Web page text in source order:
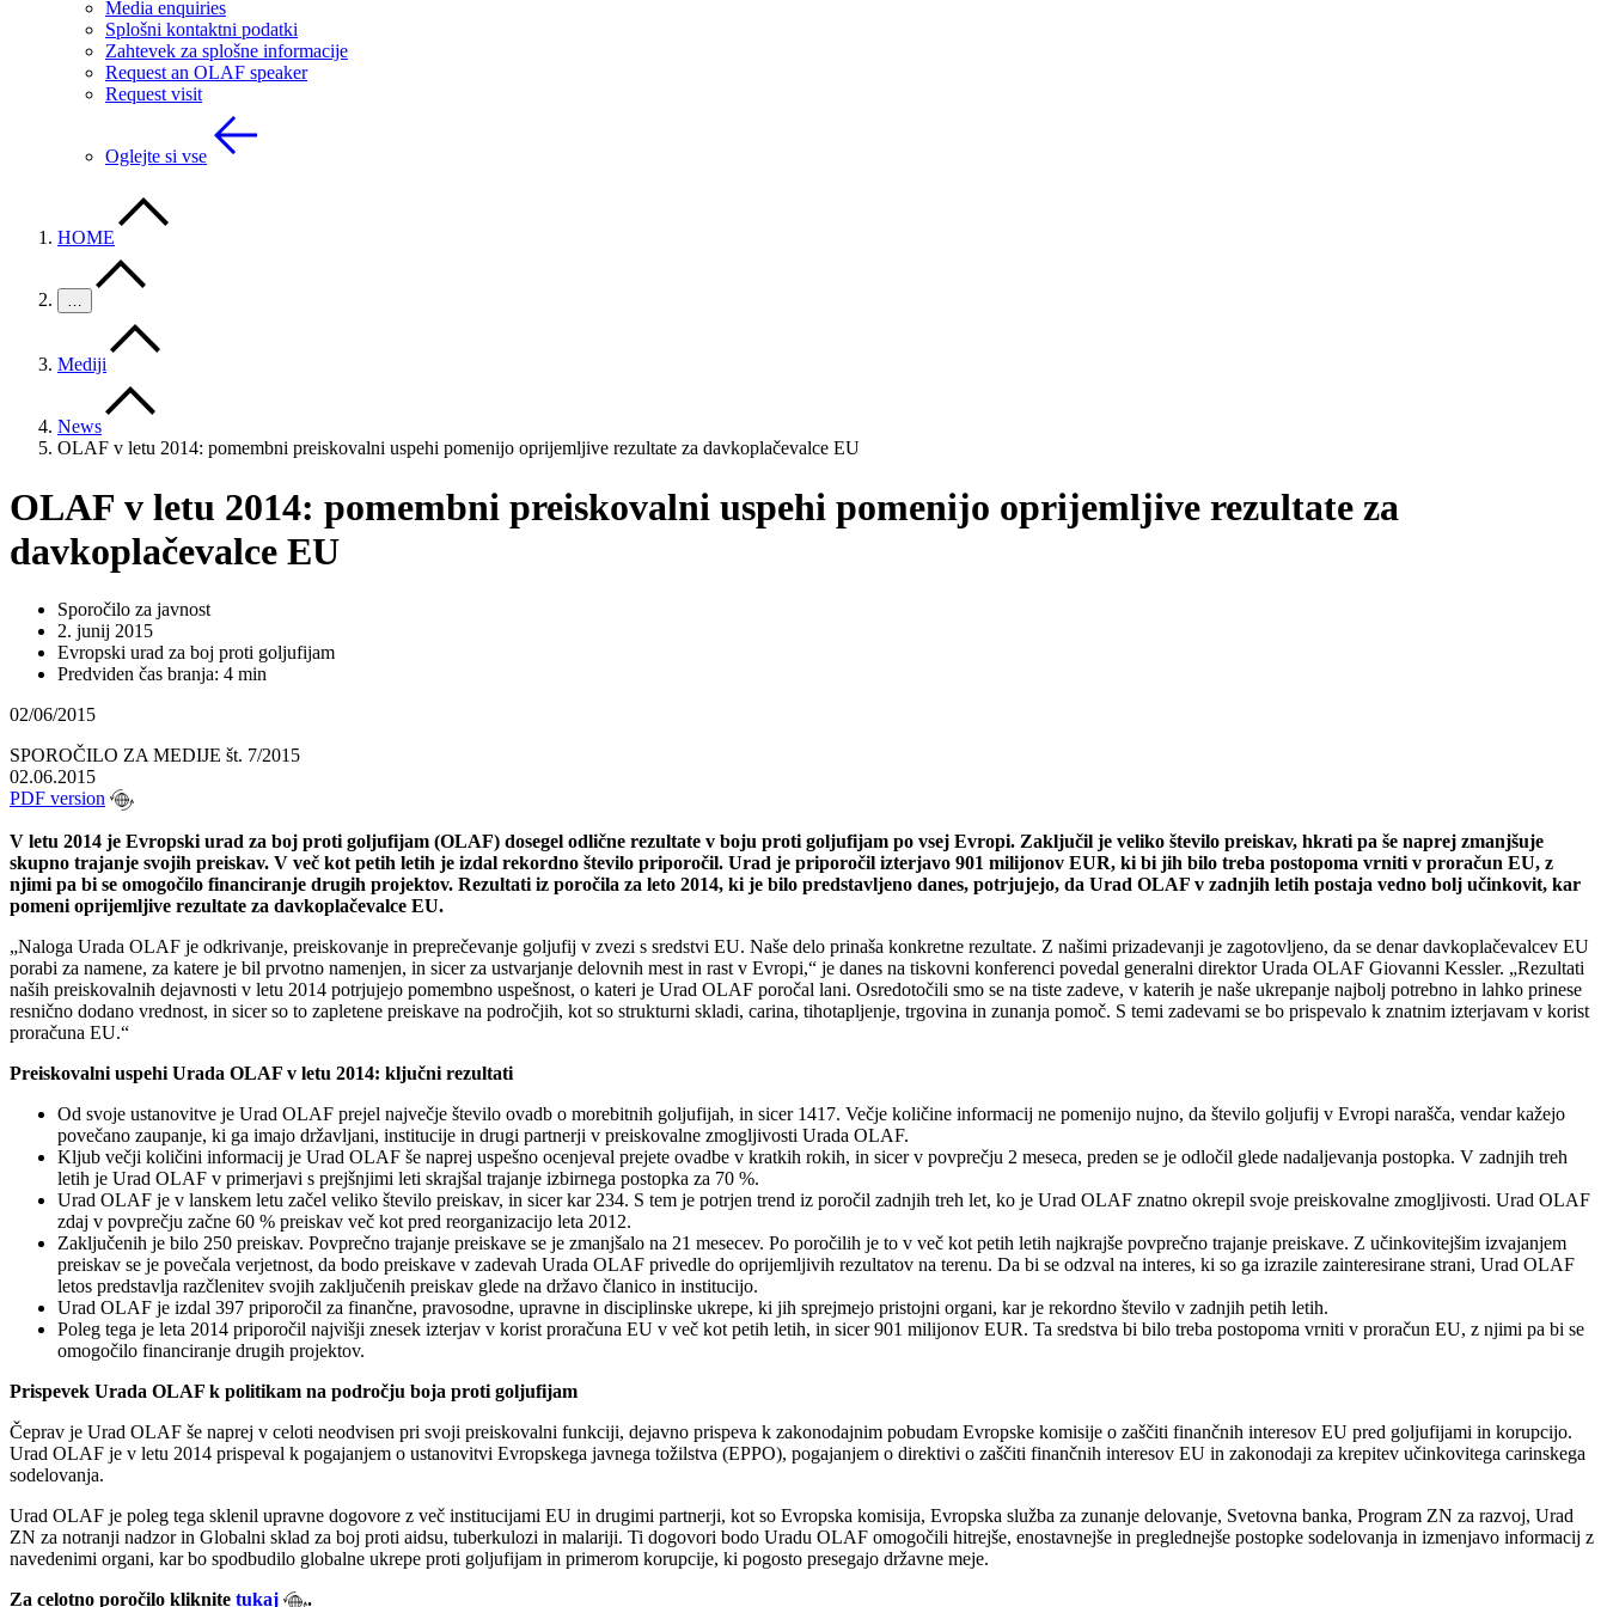
Media enquiries
Splošni kontaktni podatki
Zahtevek za splošne informacije
Request an OLAF speaker
Request visit
Oglejte si vse
HOME
…
Mediji
News
OLAF v letu 2014: pomembni preiskovalni uspehi pomenijo oprijemljive rezultate za davkoplačevalce EU
OLAF v letu 2014: pomembni preiskovalni uspehi pomenijo oprijemljive rezultate za
davkoplačevalce EU
Sporočilo za javnost
2. junij 2015
Evropski urad za boj proti goljufijam
Predviden čas branja: 4 min
02/06/2015
SPOROČILO ZA MEDIJE št. 7/2015
02.06.2015
PDF version
V letu 2014 je Evropski urad za boj proti goljufijam (OLAF) dosegel odlične rezultate v boju proti goljufijam po vsej Evropi. Zaključil je veliko število preiskav, hkrati pa še naprej zmanjšuje
skupno trajanje svojih preiskav. V več kot petih letih je izdal rekordno število priporočil. Urad je priporočil izterjavo 901 milijonov EUR, ki bi jih bilo treba postopoma vrniti v proračun EU, z
njimi pa bi se omogočilo financiranje drugih projektov. Rezultati iz poročila za leto 2014, ki je bilo predstavljeno danes, potrjujejo, da Urad OLAF v zadnjih letih postaja vedno bolj učinkovit, kar
pomeni oprijemljive rezultate za davkoplačevalce EU.
„Naloga Urada OLAF je odkrivanje, preiskovanje in preprečevanje goljufij v zvezi s sredstvi EU. Naše delo prinaša konkretne rezultate. Z našimi prizadevanji je zagotovljeno, da se denar davkoplačevalcev EU
porabi za namene, za katere je bil prvotno namenjen, in sicer za ustvarjanje delovnih mest in rast v Evropi,“ je danes na tiskovni konferenci povedal generalni direktor Urada OLAF Giovanni Kessler. „Rezultati
naših preiskovalnih dejavnosti v letu 2014 potrjujejo pomembno uspešnost, o kateri je Urad OLAF poročal lani. Osredotočili smo se na tiste zadeve, v katerih je naše ukrepanje najbolj potrebno in lahko prinese
resnično dodano vrednost, in sicer so to zapletene preiskave na področjih, kot so strukturni skladi, carina, tihotapljenje, trgovina in zunanja pomoč. S temi zadevami se bo prispevalo k znatnim izterjavam v korist
proračuna EU.“
Preiskovalni uspehi Urada OLAF v letu 2014: ključni rezultati
Od svoje ustanovitve je Urad OLAF prejel največje število ovadb o morebitnih goljufijah, in sicer 1417. Večje količine informacij ne pomenijo nujno, da število goljufij v Evropi narašča, vendar kažejo
povečano zaupanje, ki ga imajo državljani, institucije in drugi partnerji v preiskovalne zmogljivosti Urada OLAF.
Kljub večji količini informacij je Urad OLAF še naprej uspešno ocenjeval prejete ovadbe v kratkih rokih, in sicer v povprečju 2 meseca, preden se je odločil glede nadaljevanja postopka. V zadnjih treh
letih je Urad OLAF v primerjavi s prejšnjimi leti skrajšal trajanje izbirnega postopka za 70 %.
Urad OLAF je v lanskem letu začel veliko število preiskav, in sicer kar 234. S tem je potrjen trend iz poročil zadnjih treh let, ko je Urad OLAF znatno okrepil svoje preiskovalne zmogljivosti. Urad OLAF
zdaj v povprečju začne 60 % preiskav več kot pred reorganizacijo leta 2012.
Zaključenih je bilo 250 preiskav. Povprečno trajanje preiskave se je zmanjšalo na 21 mesecev. Po poročilih je to v več kot petih letih najkrajše povprečno trajanje preiskave. Z učinkovitejšim izvajanjem
preiskav se je povečala verjetnost, da bodo preiskave v zadevah Urada OLAF privedle do oprijemljivih rezultatov na terenu. Da bi se odzval na interes, ki so ga izrazile zainteresirane strani, Urad OLAF
letos predstavlja razčlenitev svojih zaključenih preiskav glede na državo članico in institucijo.
Urad OLAF je izdal 397 priporočil za finančne, pravosodne, upravne in disciplinske ukrepe, ki jih sprejmejo pristojni organi, kar je rekordno število v zadnjih petih letih.
Poleg tega je leta 2014 priporočil najvišji znesek izterjav v korist proračuna EU v več kot petih letih, in sicer 901 milijonov EUR. Ta sredstva bi bilo treba postopoma vrniti v proračun EU, z njimi pa bi se
omogočilo financiranje drugih projektov.
Prispevek Urada OLAF k politikam na področju boja proti goljufijam
Čeprav je Urad OLAF še naprej v celoti neodvisen pri svoji preiskovalni funkciji, dejavno prispeva k zakonodajnim pobudam Evropske komisije o zaščiti finančnih interesov EU pred goljufijami in korupcijo.
Urad OLAF je v letu 2014 prispeval k pogajanjem o ustanovitvi Evropskega javnega tožilstva (EPPO), pogajanjem o direktivi o zaščiti finančnih interesov EU in zakonodaji za krepitev učinkovitega carinskega
sodelovanja.
Urad OLAF je poleg tega sklenil upravne dogovore z več institucijami EU in drugimi partnerji, kot so Evropska komisija, Evropska služba za zunanje delovanje, Svetovna banka, Program ZN za razvoj, Urad
ZN za notranji nadzor in Globalni sklad za boj proti aidsu, tuberkulozi in malariji. Ti dogovori bodo Uradu OLAF omogočili hitrejše, enostavnejše in preglednejše postopke sodelovanja in izmenjavo informacij z
navedenimi organi, kar bo spodbudilo globalne ukrepe proti goljufijam in primerom korupcije, ki pogosto presegajo državne meje.
Za celotno poročilo kliknite tukaj .